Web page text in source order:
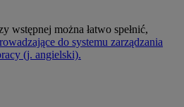
wstępnej można łatwo spełnić,
do systemu zarządzania
(j. angielski).